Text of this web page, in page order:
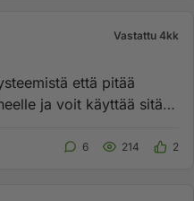
Vastattu 4kk
että pitää
ja voit käyttää sitä 1
6 214 2